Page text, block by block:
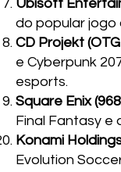
Ubisoft
do popular jogo
CD Projekt
e Cyberpunk
esports.
Square Enix
Final Fantasy e
Konami
Evolution